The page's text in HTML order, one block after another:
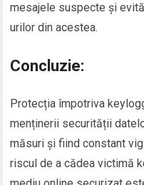
mesajele suspecte și
urilor din acestea.
Concluzie:
Protecția împotriva
menținerii securității
măsuri și fiind constant
riscul de a cădea victimă